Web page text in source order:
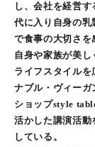
し、会社を経営
代に入り自身の乳
で食事の大切さを
自身や家族が美
ライフスタイルを
ナブル・ヴィーガ
ショップstyle
活かした講演活動
している。